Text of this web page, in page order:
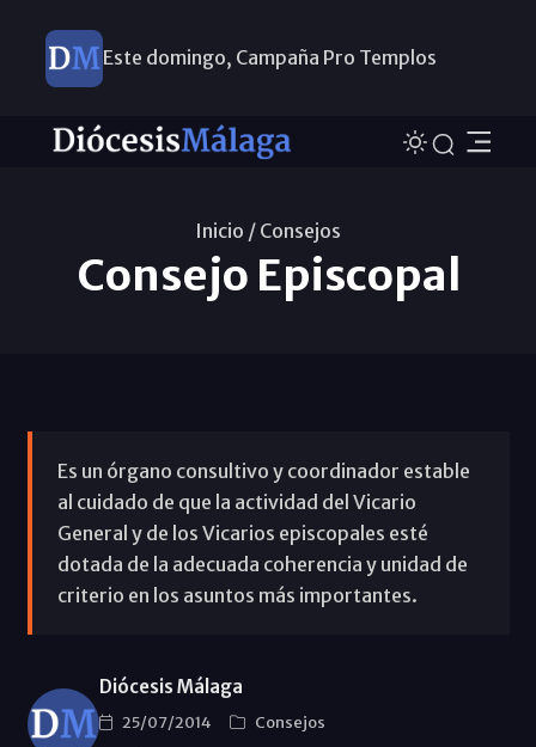
Este domingo, Campaña Pro Templos
Inicio / Consejos
Consejo Episcopal
Es un órgano consultivo y coordinador estable
al cuidado de que la actividad del Vicario
General y de los Vicarios episcopales esté
dotada de la adecuada coherencia y unidad de
criterio en los asuntos más importantes.
Diócesis Málaga
25/07/2014
Consejos